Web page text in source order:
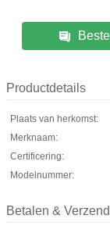
Productdetails
Plaats van herkomst:
Merknaam:
Certificering:
Modelnummer:
Betalen &